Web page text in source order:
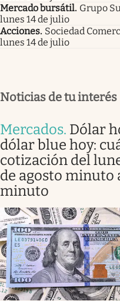
Mercado bursátil. Grupo
lunes 14 de julio
Acciones. Sociedad
lunes 14 de julio
Noticias de tu interés
Mercados. Dólar
dólar blue hoy:
cotización del
de agosto minuto
minuto